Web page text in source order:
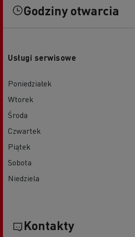
Godziny otwarcia
Usługi serwisowe
Poniedziałek
Wtorek
Środa
Czwartek
Piątek
Sobota
Niedziela
Kontakty